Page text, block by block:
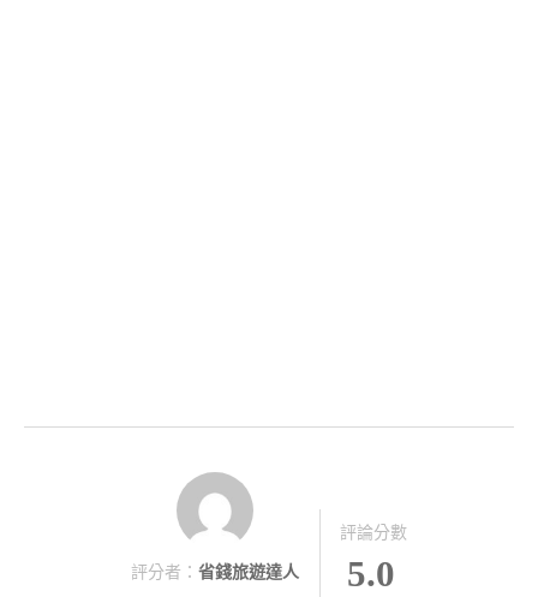
評分者： 省錢旅遊達人
評論分數
5.0